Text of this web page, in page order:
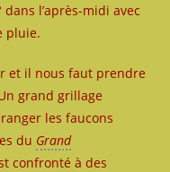
l’après-midi avec
pluie.
et il nous faut prendre
grand grillage
les faucons
du Grand
confronté à des